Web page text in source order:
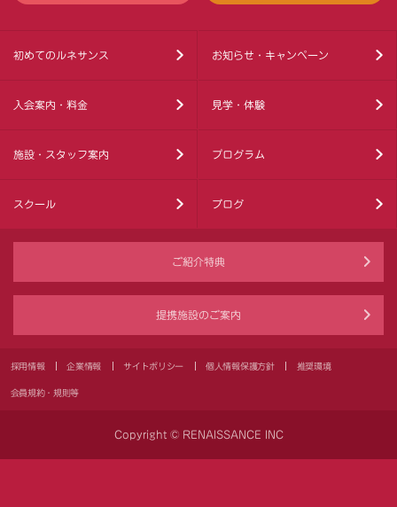
初めてのルネサンス お知らせ・キャンペーン
入会案内・料金 見学・体験
施設・スタッフ案内 プログラム
スクール ブログ
ご紹介特典
提携施設のご案内
採用情報 企業情報 サイトポリシー 個人情報保護方針 推奨環境
会員規約・規則等
Copyright © RENAISSANCE INC